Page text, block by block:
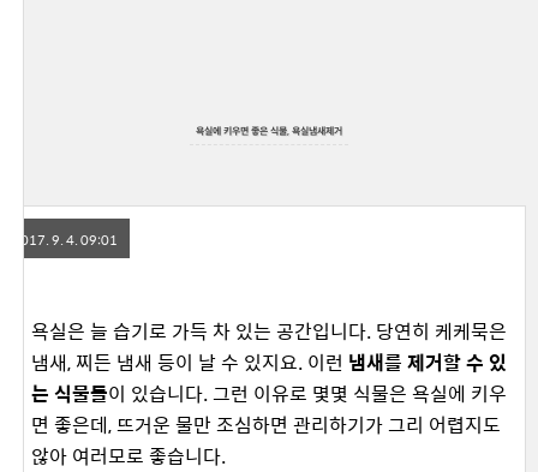
욕실에 키우면 좋은 식물, 욕실냄새제거
2017. 9. 4. 09:01
욕실은 늘 습기로 가득 차 있는 공간입니다. 당연히 케케묵은
냄새, 찌든 냄새 등이 날 수 있지요. 이런 냄새를 제거할 수 있
는 식물들이 있습니다. 그런 이유로 몇몇 식물은 욕실에 키우
면 좋은데, 뜨거운 물만 조심하면 관리하기가 그리 어렵지도
않아 여러모로 좋습니다.